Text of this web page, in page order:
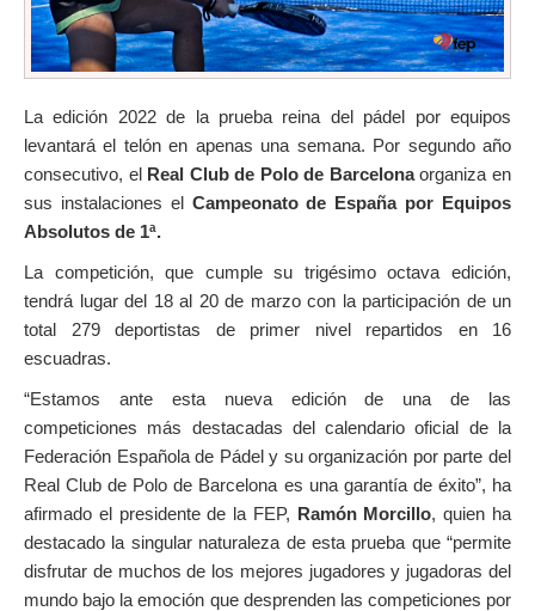
La edición 2022 de la prueba reina del pádel por equipos
levantará el telón en apenas una semana. Por segundo año
consecutivo, el Real Club de Polo de Barcelonaorganiza en
sus instalaciones el Campeonato de España por Equipos
Absolutos de 1ª.
La competición, que cumple su trigésimo octava edición,
tendrá lugar del 18 al 20 de marzo con la participación de un
total 279 deportistas de primer nivel repartidos en 16
escuadras.
“Estamos ante esta nueva edición de una de las
competiciones más destacadas del calendario oficial de la
Federación Española de Pádel y su organización por parte del
Real Club de Polo de Barcelona es una garantía de éxito”, ha
afirmado el presidente de la FEP, Ramón Morcillo, quien ha
destacado la singular naturaleza de esta prueba que “permite
disfrutar de muchos de los mejores jugadores y jugadoras del
mundo bajo la emoción que desprenden las competiciones por